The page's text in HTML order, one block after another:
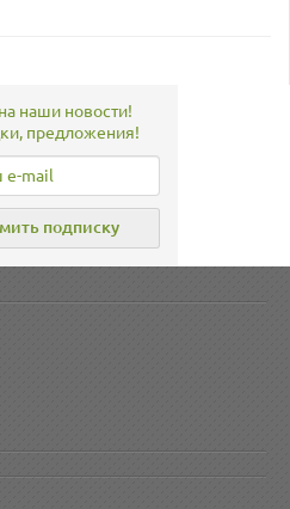
наши новости!
предложения!
подписку